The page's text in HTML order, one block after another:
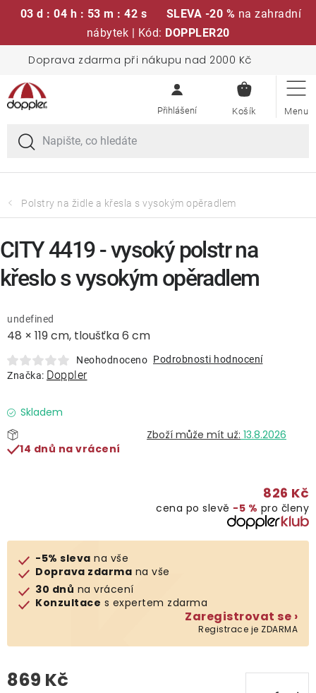
03 d : 04 h : 53 m : 42 s SLEVA -20 % na zahradní
nábytek | Kód: DOPPLER20
obsah
Doprava zdarma při nákupu nad 2000 Kč
KOŠÍK
Sedací soupravy
Slunečníky
Křesla a židle
Lavice a houpačky
Lehátka
Doplňky
Deštníky
Gastro produkty
Klub výhod
Polstry na židle a křesla s vysokým opěradlem
48 × 119 cm, tloušťka 6 cm
undefined
Neohodnoceno Podrobnosti hodnocení
Značka: Doppler
Skladem
13.8.2026
14 dnů na vrácení
826 Kč
cena po slevě −5 % pro členy
-5% sleva na vše
Doprava zdarma na vše
30 dnů na vrácení
Konzultace s expertem zdarma
Zaregistrovat se ›
Registrace je ZDARMA
869 Kč
CITY 4419 - vysoký polstr na
křeslo s vysokým opěradlem